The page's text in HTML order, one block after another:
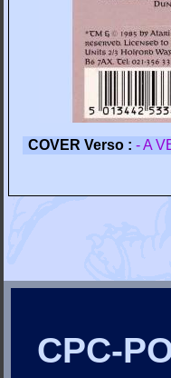
COVER Verso : - A
CPC-